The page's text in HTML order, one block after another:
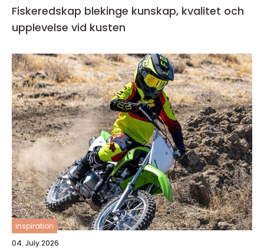
Fiskeredskap blekinge kunskap, kvalitet och
upplevelse vid kusten
inspiration
04. July 2026